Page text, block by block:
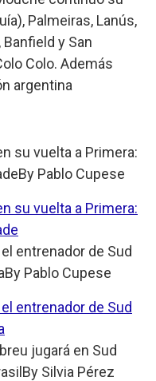
Palmeiras, Lanús,
y San
Colo. Además
argentina
su vuelta a Primera:
By Pablo Cupese
su vuelta a Primera:
entrenador de Sud
By Pablo Cupese
entrenador de Sud
jugará en Sud
By Silvia Pérez